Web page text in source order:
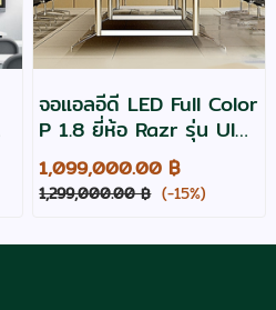
จอแอลอีดี LED Full Color
P 1.8 ยี่ห้อ Razr รุ่น UIRx
1.8 ขนาด 3.20x1.92
เมตร
1,099,000.00 ฿
1,299,000.00 ฿ (-15%)